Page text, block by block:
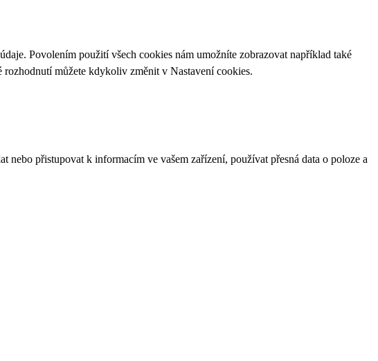
Povolením použití všech cookies nám umožníte zobrazovat například také
rozhodnutí můžete kdykoliv změnit v Nastavení cookies.
přistupovat k informacím ve vašem zařízení, používat přesná data o poloze a